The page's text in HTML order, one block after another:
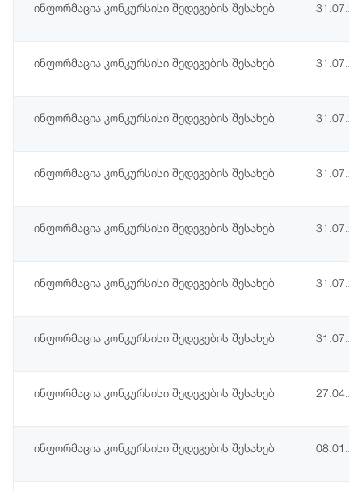
ინფორმაცია კონკურსისი შედეგების შესახებ
ინფორმაცია კონკურსისი შედეგების შესახებ
ინფორმაცია კონკურსისი შედეგების შესახებ
ინფორმაცია კონკურსისი შედეგების შესახებ
ინფორმაცია კონკურსისი შედეგების შესახებ
ინფორმაცია კონკურსისი შედეგების შესახებ
ინფორმაცია კონკურსისი შედეგების შესახებ
ინფორმაცია კონკურსისი შედეგების შესახებ
ინფორმაცია კონკურსისი შედეგების შესახებ